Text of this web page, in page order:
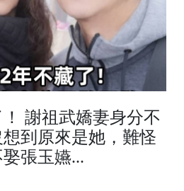
謝祖武嬌妻身分不
到原來是她，難怪
張玉嬿...